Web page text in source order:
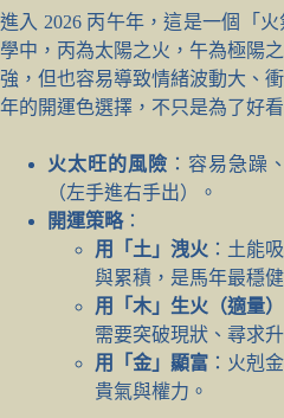
進入 2026 丙午年，這是一個「
學中，丙為太陽之火，午為極陽
強，但也容易導致情緒波動大、
年的開運色選擇，不只是為了好
火太旺的風險 ：容易急躁
（左手進右手出）。
開運策略：
用「土」洩火 ：土能
與累積，是馬年最穩
用「木」生火（適量）
需要突破現狀、尋求
用「金」顯富 ：火剋
貴氣與權力。